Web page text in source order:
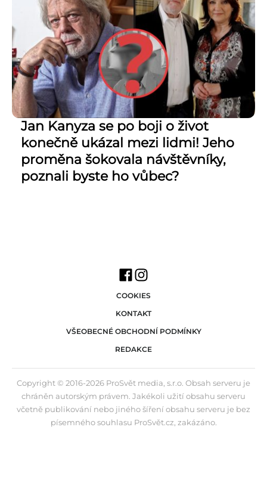
Jan Kanyza se po boji o život
konečně ukázal mezi lidmi! Jeho
proměna šokovala návštěvníky,
poznali byste ho vůbec?
COOKIES
KONTAKT
VŠEOBECNÉ OBCHODNÍ PODMÍNKY
REDAKCE
Copyright © 2016-2026 ProSvět media, s.r.o. Obsah serveru je
chráněn autorským právem. Jakékoli užití obsahu serveru
včetně publikování nebo jiného šíření obsahu serveru je bez
písemného souhlasu ProSvět.cz, zakázáno.